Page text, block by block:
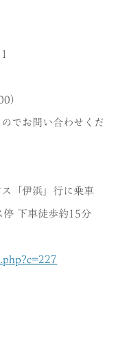
）
でお問い合わせくだ
「伊浜」行に乗車
停 下車徒歩約15分